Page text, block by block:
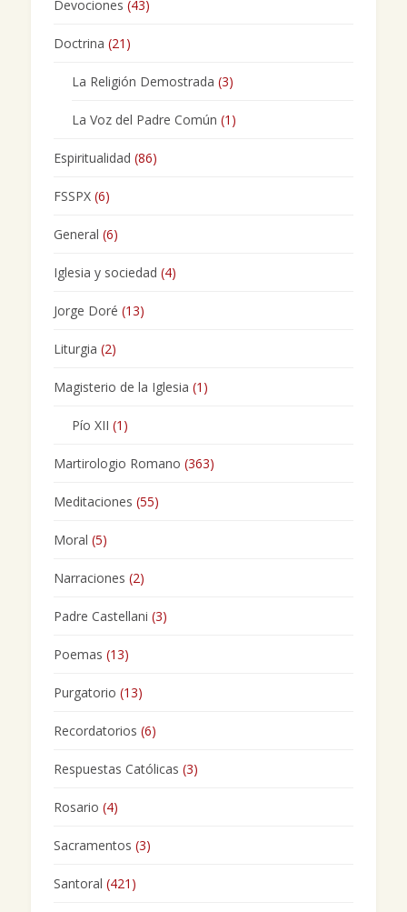
Devociones (43)
Doctrina (21)
La Religión Demostrada (3)
La Voz del Padre Común (1)
Espiritualidad (86)
FSSPX(6)
General (6)
Iglesia y sociedad (4)
Jorge Doré (13)
Liturgia (2)
Magisterio de la Iglesia (1)
Pío XII (1)
Martirologio Romano (363)
Meditaciones (55)
Moral (5)
Narraciones (2)
Padre Castellani (3)
Poemas (13)
Purgatorio (13)
Recordatorios (6)
Respuestas Católicas (3)
Rosario (4)
Sacramentos (3)
Santoral (421)